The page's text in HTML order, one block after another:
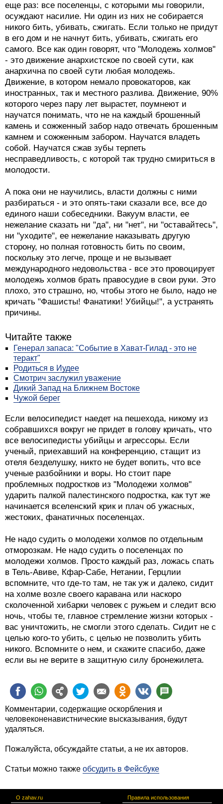
еще раз: все поселенцы, с которыми мы говорили,
осуждают насилие. Ни один из них не собирается
никого бить, убивать, сжигать. Если только не придут
в его дом и не начнут бить, убивать, сжигать его
самого. Все как один говорят, что "Молодежь холмов"
- это движение анархистское по своей сути, как
анархична по своей сути любая молодежь.
Движение, в котором немало провокаторов, как
иностранных, так и местного разлива. Движение, 90%
которого через пару лет вырастет, поумнеют и
научатся понимать, что не на каждый брошенный
камень и сожженный забор надо отвечать брошенным
камнем и сожженным забором. Научатся владеть
собой. Научатся сжав зубы терпеть
несправедливость, с которой так трудно смириться в
молодости.
А пока они не научились, власти должны с ними
разбираться - и это опять-таки сказали все, все до
единого наши собеседники. Вакуум власти, ее
нежелание сказать ни "да", ни "нет", ни "оставайтесь",
ни "уходите", ее нежелание наказывать другую
сторону, но полная готовность бить по своим,
поскольку это легче, проще и не вызывает
международного недовольства - все это провоцирует
молодежь холмов брать правосудие в свои руки. Это
плохо, это страшно, но, чтобы этого не было, надо не
кричать "Фашисты! Фанатики! Убийцы!", а устранять
причины.
Читайте также
Генерал запаса: "Событие в Хават-Гилад - это не
теракт"
Родиться в Иудее
Смотрич заслужил уважение
Дикий Запад на Ближнем Востоке
Чужой берег
Если велосипедист наедет на пешехода, никому из
собравшихся вокруг не придет в голову кричать, что
все велосипедисты убийцы и агрессоры. Если
ученый, приехавший на конференцию, стащит из
отеля безделушку, никто не будет вопить, что все
ученые разбойники и воры. Но стоит паре
проблемных подростков из "Молодежи холмов"
ударить палкой палестинского подростка, как тут же
начинается вселенский крик и плач об ужасных,
жестоких, фанатичных поселенцах.
Не надо судить о молодежи холмов по отдельным
отморозкам. Не надо судить о поселенцах по
молодежи холмов. Просто каждый раз, ложась спать
в Тель-Авиве, Кфар-Сабе, Нетании, Герцлии
вспомните, что где-то там, не так уж и далеко, сидит
на холме возле своего каравана или наскоро
сколоченной хибарки человек с ружьем и следит всю
ночь, чтобы те, главное стремление жизни которых -
вас уничтожить, не смогли этого сделать. Сидит не с
целью кого-то убить, с целью не позволить убить
никого. Вспомните о нем, и скажите спасибо, даже
если вы не верите в защитную силу бронежилета.
Комментарии, содержащие оскорбления и
человеконенавистнические высказывания, будут
удаляться.
Пожалуйста, обсуждайте статьи, а не их авторов.
Статьи можно также обсудить в Фейсбуке
О zahav.ru Правила использования